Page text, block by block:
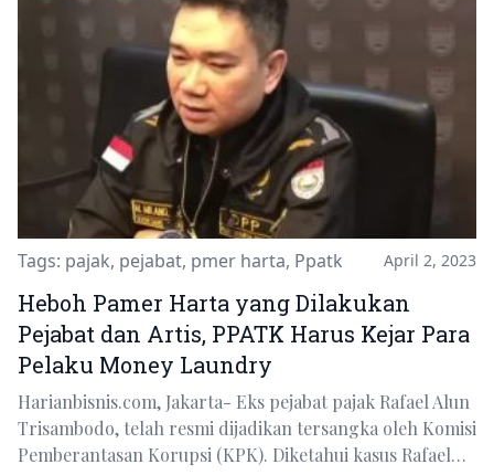
Tags: pajak, pejabat, pmer harta, Ppatk April 2, 2023
Heboh Pamer Harta yang Dilakukan
Pejabat dan Artis, PPATK Harus Kejar Para
Pelaku Money Laundry
Harianbisnis.com, Jakarta- Eks pejabat pajak Rafael Alun
Trisambodo, telah resmi dijadikan tersangka oleh Komisi
Pemberantasan Korupsi (KPK). Diketahui kasus Rafael…